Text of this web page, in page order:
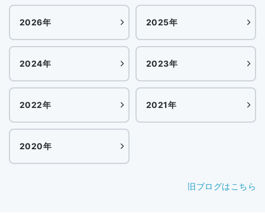
2026年 2025年
2024年 2023年
2022年 2021年
2020年
旧ブログはこちら